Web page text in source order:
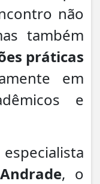
não
também
práticas
em
e
, o